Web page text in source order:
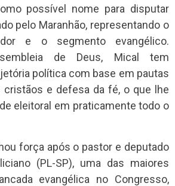
possível nome para disputar
pelo Maranhão, representando o
e o segmento evangélico.
de Deus, Mical tem
política com base em pautas
cristãos e defesa da fé, o que lhe
eleitoral em praticamente todo o
força após o pastor e deputado
(PL-SP), uma das maiores
evangélica no Congresso,